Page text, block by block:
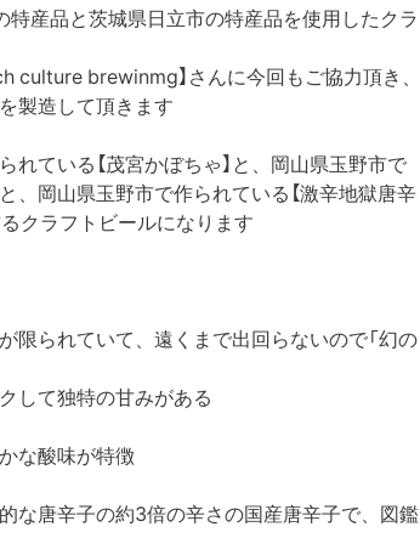
産品と茨城県日立市の特産品を使用したクラ
culture brewinmg】さんに今回もご協力頂き、
製造して頂きます
ている【茂宮かぼちゃ】と、岡山県玉野市で
、岡山県玉野市で作られている【激辛地獄唐辛
クラフトビールになります
限られていて、遠くまで出回らないので「幻の
して独特の甘みがある
な酸味が特徴
的な唐辛子の約3倍の辛さの国産唐辛子で、図鑑